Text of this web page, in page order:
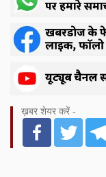
ख़बर शेयर करें -